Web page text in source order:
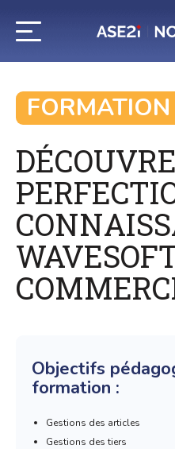
contenu
Objectifs
formation :
Gestions des articles
Gestions des tiers